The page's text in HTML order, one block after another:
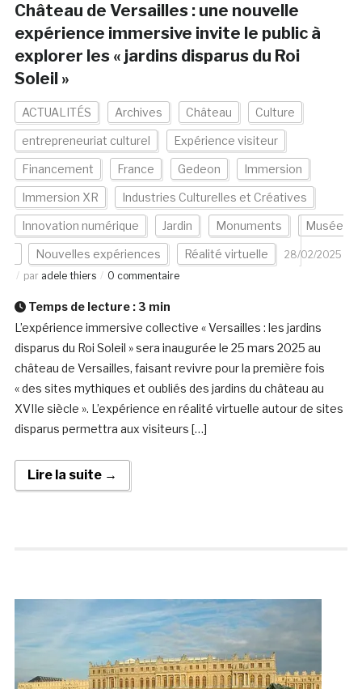
Château de Versailles : une nouvelle
expérience immersive invite le public à
explorer les « jardins disparus du Roi
Soleil »
ACTUALITÉS Archives Château Culture
entrepreneuriat culturel Expérience visiteur
Financement France Gedeon Immersion
Immersion XR Industries Culturelles et Créatives
Innovation numérique Jardin Monuments Musée
Nouvelles expériences Réalité virtuelle
28/02/2025
par adele thiers 0 commentaire
Temps de lecture : 3 min
L’expérience immersive collective « Versailles : les jardins
disparus du Roi Soleil » sera inaugurée le 25 mars 2025 au
château de Versailles, faisant revivre pour la première fois
« des sites mythiques et oubliés des jardins du château au
XVIIe siècle ». L’expérience en réalité virtuelle autour de sites
disparus permettra aux visiteurs […]
Lire la suite →